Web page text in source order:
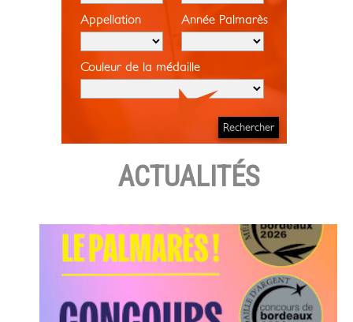
Appellation Année Palmarès
Couleur de la médaille
ACTUALITÉS